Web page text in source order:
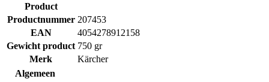
Product
Productnummer 207453
EAN
4054278912158
Gewicht product 750 gr
Merk
Kärcher
Algemeen